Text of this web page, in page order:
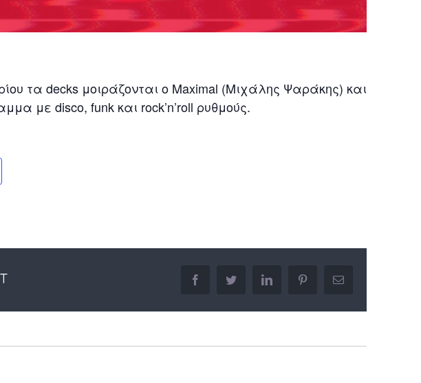
τα decks μοιράζονται ο Maximal (Μιχάλης Ψαράκης) και
με disco, funk και rock’n’roll ρυθμούς.
facebooktwitter linkedin pinterestEmail